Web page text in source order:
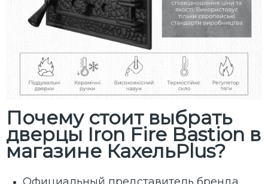
Почему стоит выбрать
дверцы Iron Fire Bastion в
магазине КахельPlus?